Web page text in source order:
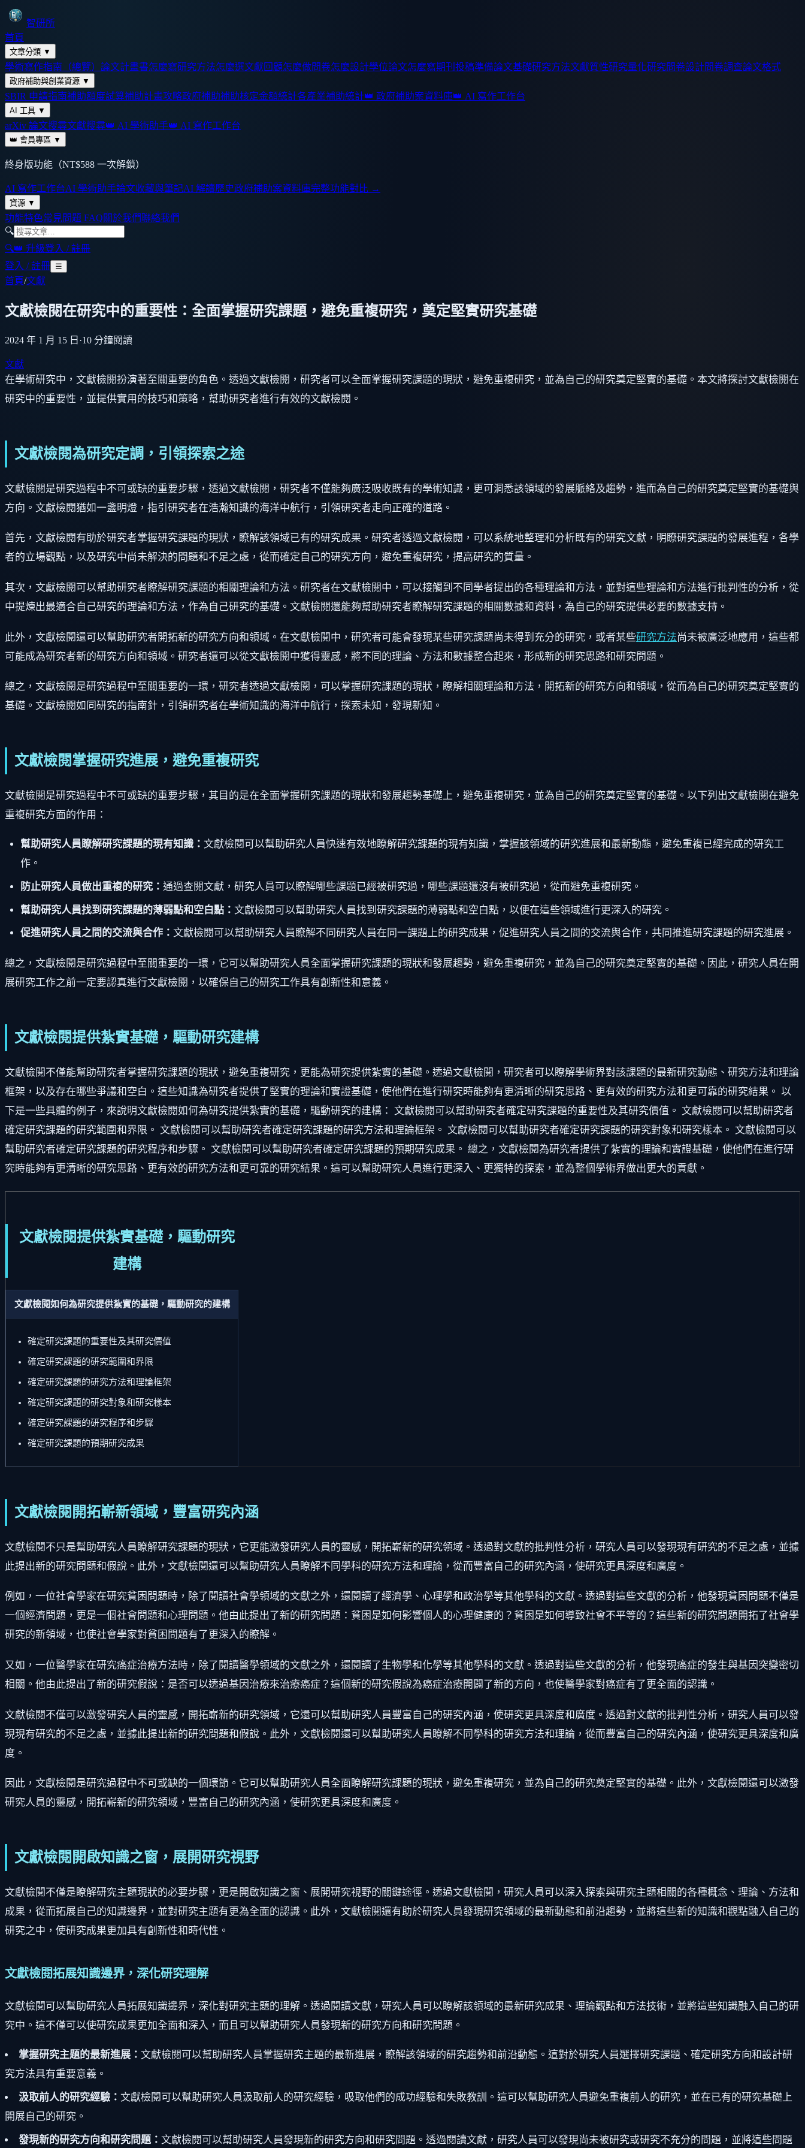
智研所
首頁
文章分類 ▼
學術寫作指南（總覽） 論文計畫書怎麼寫研究方法怎麼選文獻回顧怎麼做問卷怎麼設計學位論文怎麼寫期刊投稿準備論文基礎研究方法文獻質性研究量化研究問卷設計問卷調查論文格式
政府補助與創業資源 ▼
SBIR 申請指南補助額度試算補助計畫攻略政府補助補助核定金額統計各產業補助統計👑 政府補助案資料庫👑 AI 寫作工作台
AI 工具 ▼
arXiv 論文搜尋文獻搜尋👑 AI 學術助手👑 AI 寫作工作台
👑 會員專區 ▼
終身版功能（NT$588 一次解鎖）
AI 寫作工作台AI 學術助手論文收藏與筆記AI 解讀歷史政府補助案資料庫完整功能對比 →
資源 ▼
功能特色常見問題 FAQ關於我們聯絡我們
🔍
🔍👑 升級登入 / 註冊
登入 / 註冊 ☰
首頁/文獻
文獻檢閱在研究中的重要性：全面掌握研究課題，避免重複研究，奠定堅實研究基礎
2024 年 1 月 15 日 ·10 分鐘閱讀
文獻
在學術研究中，文獻檢閱扮演著至關重要的角色。透過文獻檢閱，研究者可以全面掌握研究課題的現狀，避免重複研究，並為自己的研究奠定堅實的基礎。本文將探討文獻檢閱在
研究中的重要性，並提供實用的技巧和策略，幫助研究者進行有效的文獻檢閱。
文獻檢閱為研究定調，引領探索之途
文獻檢閱是研究過程中不可或缺的重要步驟，透過文獻檢閱，研究者不僅能夠廣泛吸收既有的學術知識，更可洞悉該領域的發展脈絡及趨勢，進而為自己的研究奠定堅實的基礎與
方向。文獻檢閱猶如一盞明燈，指引研究者在浩瀚知識的海洋中航行，引領研究者走向正確的道路。
首先，文獻檢閱有助於研究者掌握研究課題的現狀，瞭解該領域已有的研究成果。研究者透過文獻檢閱，可以系統地整理和分析既有的研究文獻，明瞭研究課題的發展進程，各學
者的立場觀點，以及研究中尚未解決的問題和不足之處，從而確定自己的研究方向，避免重複研究，提高研究的質量。
其次，文獻檢閱可以幫助研究者瞭解研究課題的相關理論和方法。研究者在文獻檢閱中，可以接觸到不同學者提出的各種理論和方法，並對這些理論和方法進行批判性的分析，從
中提煉出最適合自己研究的理論和方法，作為自己研究的基礎。文獻檢閱還能夠幫助研究者瞭解研究課題的相關數據和資料，為自己的研究提供必要的數據支持。
此外，文獻檢閱還可以幫助研究者開拓新的研究方向和領域。在文獻檢閱中，研究者可能會發現某些研究課題尚未得到充分的研究，或者某些研究方法尚未被廣泛地應用，這些都
可能成為研究者新的研究方向和領域。研究者還可以從文獻檢閱中獲得靈感，將不同的理論、方法和數據整合起來，形成新的研究思路和研究問題。
總之，文獻檢閱是研究過程中至關重要的一環，研究者透過文獻檢閱，可以掌握研究課題的現狀，瞭解相關理論和方法，開拓新的研究方向和領域，從而為自己的研究奠定堅實的
基礎。文獻檢閱如同研究的指南針，引領研究者在學術知識的海洋中航行，探索未知，發現新知。
文獻檢閱掌握研究進展，避免重複研究
文獻檢閱是研究過程中不可或缺的重要步驟，其目的是在全面掌握研究課題的現狀和發展趨勢基礎上，避免重複研究，並為自己的研究奠定堅實的基礎。以下列出文獻檢閱在避免
重複研究方面的作用：
幫助研究人員瞭解研究課題的現有知識： 文獻檢閱可以幫助研究人員快速有效地瞭解研究課題的現有知識，掌握該領域的研究進展和最新動態，避免重複已經完成的研究工
作。
防止研究人員做出重複的研究： 通過查閱文獻，研究人員可以瞭解哪些課題已經被研究過，哪些課題還沒有被研究過，從而避免重複研究。
幫助研究人員找到研究課題的薄弱點和空白點： 文獻檢閱可以幫助研究人員找到研究課題的薄弱點和空白點，以便在這些領域進行更深入的研究。
促進研究人員之間的交流與合作： 文獻檢閱可以幫助研究人員瞭解不同研究人員在同一課題上的研究成果，促進研究人員之間的交流與合作，共同推進研究課題的研究進展。
總之，文獻檢閱是研究過程中至關重要的一環，它可以幫助研究人員全面掌握研究課題的現狀和發展趨勢，避免重複研究，並為自己的研究奠定堅實的基礎。因此，研究人員在開
展研究工作之前一定要認真進行文獻檢閱，以確保自己的研究工作具有創新性和意義。
文獻檢閱提供紮實基礎，驅動研究建構
文獻檢閱不僅能幫助研究者掌握研究課題的現狀，避免重複研究，更能為研究提供紮實的基礎。透過文獻檢閱，研究者可以瞭解學術界對該課題的最新研究動態、研究方法和理論
框架，以及存在哪些爭議和空白。這些知識為研究者提供了堅實的理論和實證基礎，使他們在進行研究時能夠有更清晰的研究思路、更有效的研究方法和更可靠的研究結果。 以
下是一些具體的例子，來說明文獻檢閱如何為研究提供紮實的基礎，驅動研究的建構： 文獻檢閱可以幫助研究者確定研究課題的重要性及其研究價值。 文獻檢閱可以幫助研究者
確定研究課題的研究範圍和界限。 文獻檢閱可以幫助研究者確定研究課題的研究方法和理論框架。 文獻檢閱可以幫助研究者確定研究課題的研究對象和研究樣本。 文獻檢閱可以
幫助研究者確定研究課題的研究程序和步驟。 文獻檢閱可以幫助研究者確定研究課題的預期研究成果。 總之，文獻檢閱為研究者提供了紮實的理論和實證基礎，使他們在進行研
究時能夠有更清晰的研究思路、更有效的研究方法和更可靠的研究結果。這可以幫助研究人員進行更深入、更獨特的探索，並為整個學術界做出更大的貢獻。
文獻檢閱提供紮實基礎，驅動研究
建構
文獻檢閱如何為研究提供紮實的基礎，驅動研究的建構
確定研究課題的重要性及其研究價值
確定研究課題的研究範圍和界限
確定研究課題的研究方法和理論框架
確定研究課題的研究對象和研究樣本
確定研究課題的研究程序和步驟
確定研究課題的預期研究成果
文獻檢閱開拓嶄新領域，豐富研究內涵
文獻檢閱不只是幫助研究人員瞭解研究課題的現狀，它更能激發研究人員的靈感，開拓嶄新的研究領域。透過對文獻的批判性分析，研究人員可以發現現有研究的不足之處，並據
此提出新的研究問題和假說。此外，文獻檢閱還可以幫助研究人員瞭解不同學科的研究方法和理論，從而豐富自己的研究內涵，使研究更具深度和廣度。
例如，一位社會學家在研究貧困問題時，除了閱讀社會學領域的文獻之外，還閱讀了經濟學、心理學和政治學等其他學科的文獻。透過對這些文獻的分析，他發現貧困問題不僅是
一個經濟問題，更是一個社會問題和心理問題。他由此提出了新的研究問題：貧困是如何影響個人的心理健康的？貧困是如何導致社會不平等的？這些新的研究問題開拓了社會學
研究的新領域，也使社會學家對貧困問題有了更深入的瞭解。
又如，一位醫學家在研究癌症治療方法時，除了閱讀醫學領域的文獻之外，還閱讀了生物學和化學等其他學科的文獻。透過對這些文獻的分析，他發現癌症的發生與基因突變密切
相關。他由此提出了新的研究假說：是否可以透過基因治療來治療癌症？這個新的研究假說為癌症治療開闢了新的方向，也使醫學家對癌症有了更全面的認識。
文獻檢閱不僅可以激發研究人員的靈感，開拓嶄新的研究領域，它還可以幫助研究人員豐富自己的研究內涵，使研究更具深度和廣度。透過對文獻的批判性分析，研究人員可以發
現現有研究的不足之處，並據此提出新的研究問題和假說。此外，文獻檢閱還可以幫助研究人員瞭解不同學科的研究方法和理論，從而豐富自己的研究內涵，使研究更具深度和廣
度。
因此，文獻檢閱是研究過程中不可或缺的一個環節。它可以幫助研究人員全面瞭解研究課題的現狀，避免重複研究，並為自己的研究奠定堅實的基礎。此外，文獻檢閱還可以激發
研究人員的靈感，開拓嶄新的研究領域，豐富自己的研究內涵，使研究更具深度和廣度。
文獻檢閱開啟知識之窗，展開研究視野
文獻檢閱不僅是瞭解研究主題現狀的必要步驟，更是開啟知識之窗、展開研究視野的關鍵途徑。透過文獻檢閱，研究人員可以深入探索與研究主題相關的各種概念、理論、方法和
成果，從而拓展自己的知識邊界，並對研究主題有更為全面的認識。此外，文獻檢閱還有助於研究人員發現研究領域的最新動態和前沿趨勢，並將這些新的知識和觀點融入自己的
研究之中，使研究成果更加具有創新性和時代性。
文獻檢閱拓展知識邊界，深化研究理解
文獻檢閱可以幫助研究人員拓展知識邊界，深化對研究主題的理解。透過閱讀文獻，研究人員可以瞭解該領域的最新研究成果、理論觀點和方法技術，並將這些知識融入自己的研
究中。這不僅可以使研究成果更加全面和深入，而且可以幫助研究人員發現新的研究方向和研究問題。
掌握研究主題的最新進展： 文獻檢閱可以幫助研究人員掌握研究主題的最新進展，瞭解該領域的研究趨勢和前沿動態。這對於研究人員選擇研究課題、確定研究方向和設計研
究方法具有重要意義。
汲取前人的研究經驗： 文獻檢閱可以幫助研究人員汲取前人的研究經驗，吸取他們的成功經驗和失敗教訓。這可以幫助研究人員避免重複前人的研究，並在已有的研究基礎上
開展自己的研究。
發現新的研究方向和研究問題： 文獻檢閱可以幫助研究人員發現新的研究方向和研究問題。透過閱讀文獻，研究人員可以發現尚未被研究或研究不充分的問題，並將這些問題